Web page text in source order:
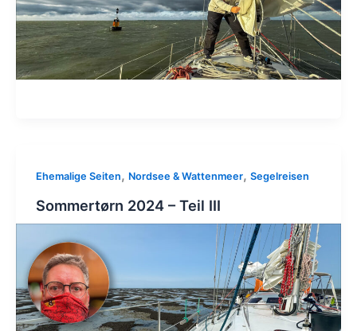
Ehemalige Seiten, Nordsee & Wattenmeer, Segelreisen
Sommertørn 2024 – Teil III